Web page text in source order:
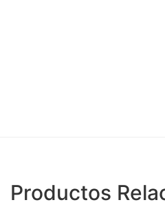
Productos